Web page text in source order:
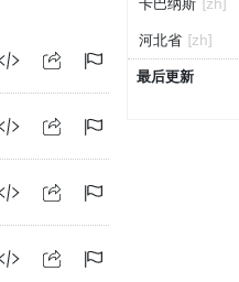
河北省 [zh]
最后更新